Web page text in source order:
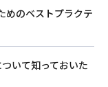
めのベストプラクテ
いて知っておいた